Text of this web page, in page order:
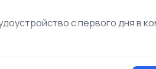
с первого дня в